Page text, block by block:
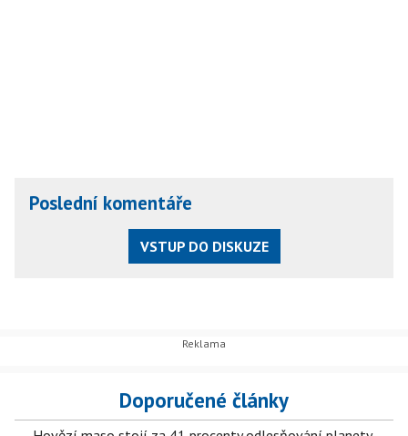
Poslední komentáře
VSTUP DO DISKUZE
Doporučené články